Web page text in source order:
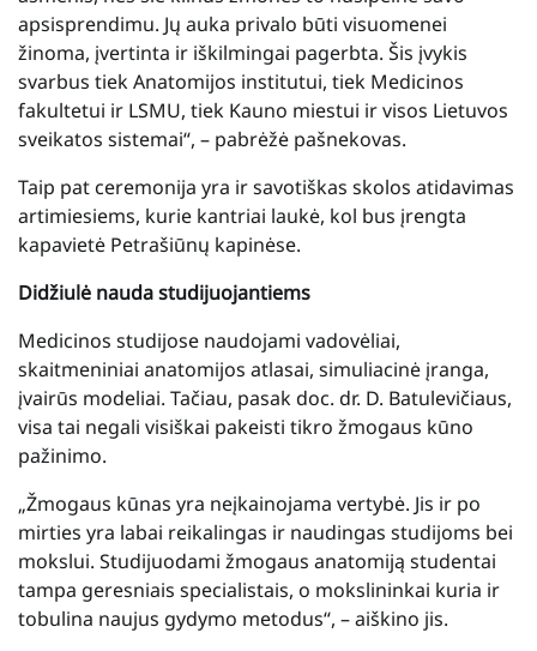
apsisprendimu. Jų auka privalo būti visuomenei
žinoma, įvertinta ir iškilmingai pagerbta. Šis įvykis
svarbus tiek Anatomijos institutui, tiek Medicinos
fakultetui ir LSMU, tiek Kauno miestui ir visos Lietuvos
sveikatos sistemai“, – pabrėžė pašnekovas.
Taip pat ceremonija yra ir savotiškas skolos atidavimas
artimiesiems, kurie kantriai laukė, kol bus įrengta
kapavietė Petrašiūnų kapinėse.
Didžiulė nauda studijuojantiems
Medicinos studijose naudojami vadovėliai,
skaitmeniniai anatomijos atlasai, simuliacinė įranga,
įvairūs modeliai. Tačiau, pasak doc. dr. D. Batulevičiaus,
visa tai negali visiškai pakeisti tikro žmogaus kūno
pažinimo.
„Žmogaus kūnas yra neįkainojama vertybė. Jis ir po
mirties yra labai reikalingas ir naudingas studijoms bei
mokslui. Studijuodami žmogaus anatomiją studentai
tampa geresniais specialistais, o mokslininkai kuria ir
tobulina naujus gydymo metodus“, – aiškino jis.